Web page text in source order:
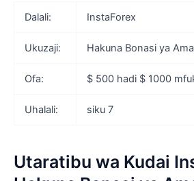
Dalali: InstaForex
Ukuzaji: Hakuna Bonasi ya
Ofa: $ 500 hadi $ 1000
Uhalali: siku 7
Utaratibu wa Kudai